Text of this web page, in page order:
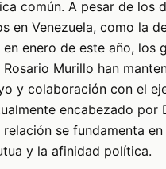
común. A pesar de los
en Venezuela, como la
enero de este año, los
Murillo han
y colaboración con el
encabezado por
relación se fundamenta en
y la afinidad política.